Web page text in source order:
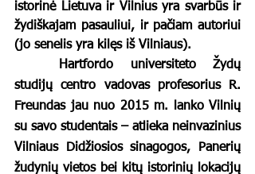
istorinė Lietuva ir Vilnius yra svarbūs ir
žydiškajam pasauliui, ir pačiam autoriui
(jo senelis yra kilęs iš Vilniaus).
studijų centro vadovas profesorius R.
Freundas jau nuo 2015 m. lanko Vilnių
su savo studentais – atlieka neinvazinius
Vilniaus Didžiosios sinagogos, Panerių
žudynių vietos bei kitų istorinių lokacijų